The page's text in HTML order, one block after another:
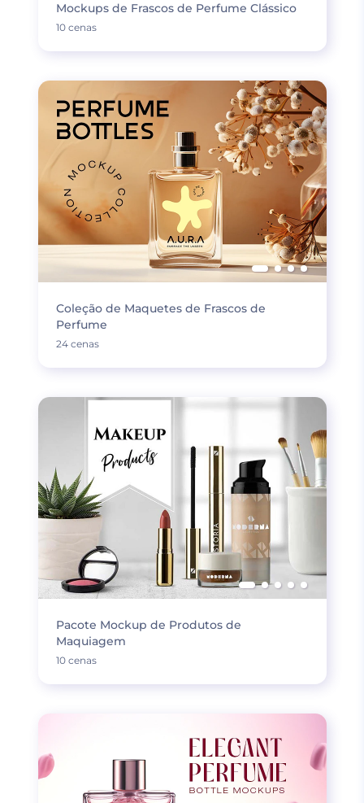
Mockups de Frascos de Perfume Clássico
10 cenas
Coleção de Maquetes de Frascos de
Perfume
24 cenas
Pacote Mockup de Produtos de
Maquiagem
10 cenas